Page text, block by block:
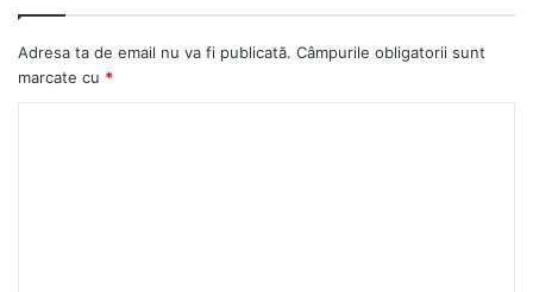
Adresa ta de email nu va fi publicată. Câmpurile obligatorii sunt
marcate cu *